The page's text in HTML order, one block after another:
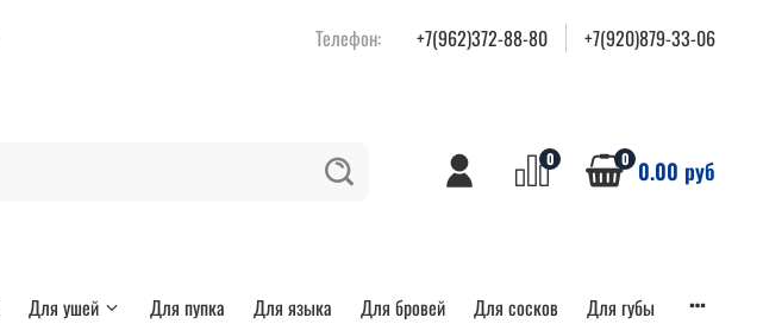
Телефон: +7(962)372-88-80 +7(920)879-33-06
0 0 0.00 руб
Для ушей Для пупка Для языка Для бровей Для сосков Для губы